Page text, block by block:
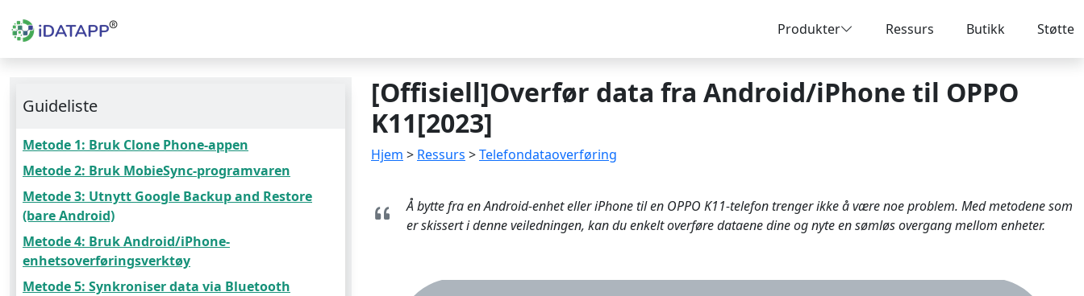
Produkter Ressurs Butikk Støtte
Guideliste
Metode 1: Bruk Clone Phone-appen
Metode 2: Bruk MobieSync-programvaren
Metode 3: Utnytt Google Backup and Restore
(bare Android)
Metode 4: Bruk Android/iPhone-
enhetsoverføringsverktøy
Metode 5: Synkroniser data via Bluetooth
[Offisiell]Overfør data fra Android/iPhone til OPPO
K11[2023]
Hjem > Ressurs >Telefondataoverføring
Å bytte fra en Android-enhet eller iPhone til en OPPO K11-telefon trenger ikke å være noe problem. Med metodene som
er skissert i denne veiledningen, kan du enkelt overføre dataene dine og nyte en sømløs overgang mellom enheter.